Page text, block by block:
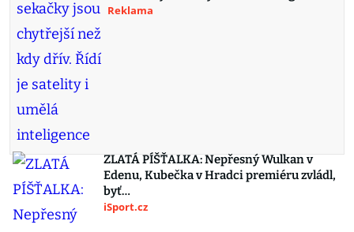
Reklama
ZLATÁ PÍŠŤALKA: Nepřesný Wulkan v
Edenu, Kubečka v Hradci premiéru zvládl,
byť…
iSport.cz